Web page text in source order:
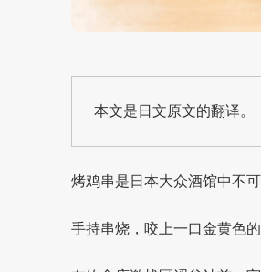
本文是日文原文的翻译。
烤鸡串是日本大众酒馆中不
手持串烧，咬上一口金黄色